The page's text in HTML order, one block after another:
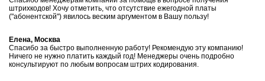
штрихкодов! Хочу отметить, что отсутствие ежегодной платы
("абонентской") явилось веским аргументом в Вашу пользу!
Елена, Москва
Спасибо за быстро выполненную работу! Рекомендую эту компанию!
Ничего не нужно платить каждый год! Менеджеры очень подробно
консультируют по любым вопросам штрих кодирования.